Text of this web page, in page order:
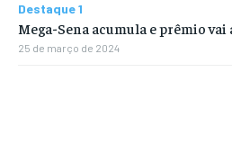
Destaque 1
Mega-Sena acumula e prêmio vai
25 de março de 2024